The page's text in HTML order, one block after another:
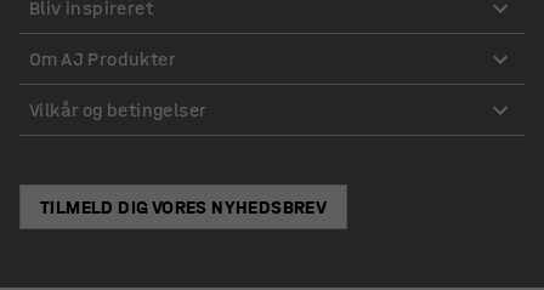
Bliv inspireret
Om AJ Produkter
Vilkår og betingelser
TILMELD DIG VORES NYHEDSBREV